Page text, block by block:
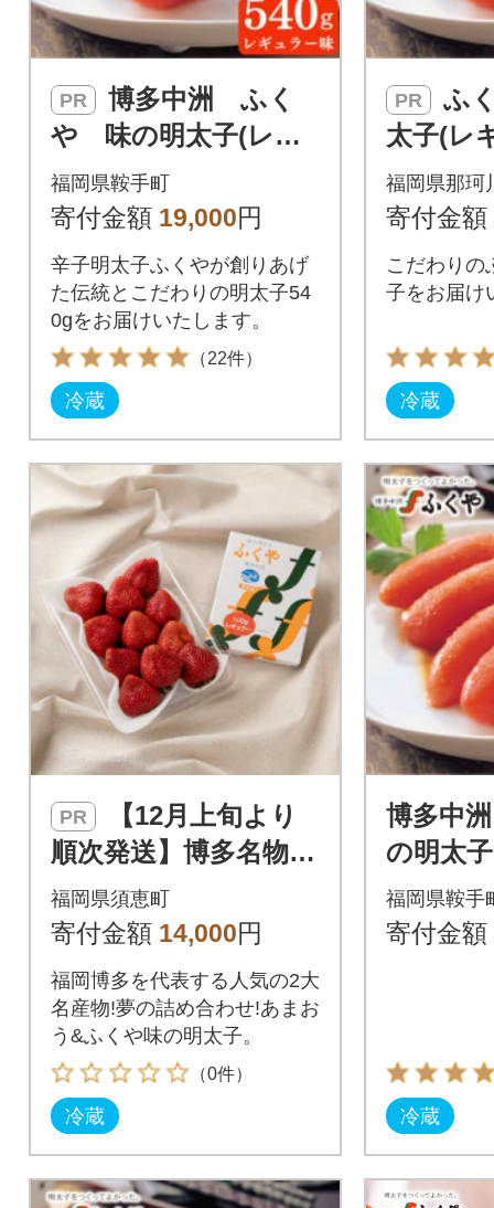
PR
や 味の明太子(レギ
ュラー味)540g
福岡県鞍手町
寄付金額 19,000円
辛子明太子ふくやが創りあげ
た伝統とこだわりの明太子54
0gをお届けいたします。
（22件）
冷蔵
PR
太子(レ
福岡県那珂
寄付金額
こだわりの
子をお届け
冷蔵
PR
順次発送】博多名物
「あまおう」&ふくや
「味の明太子」(小)(須
福岡県須恵町
寄付金額 14,000円
福岡博多を代表する人気の2大
名産物!夢の詰め合わせ!あまお
う&ふくや味の明太子。
（0件）
冷蔵
博多中
の明太
味)540g
福岡県鞍手
寄付金額
冷蔵